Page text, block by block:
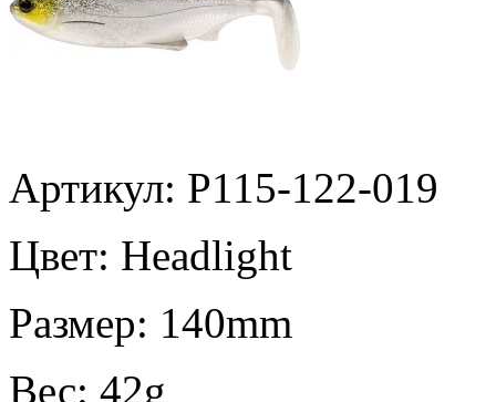
Артикул: P115-122-019
Цвет: Headlight
Размер: 140mm
Вес: 42g